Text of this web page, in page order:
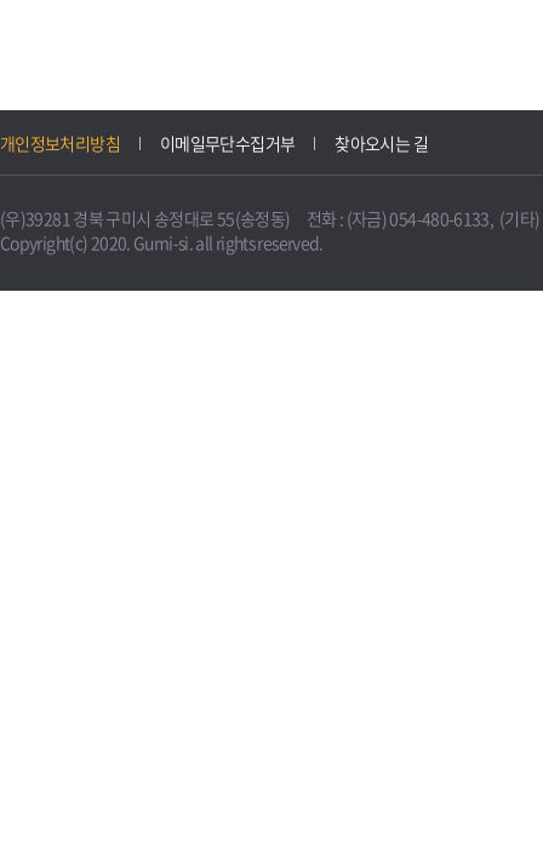
개인정보처리방침 이메일무단수집거부 찾아오시는 길
(우)39281 경북 구미시 송정대로 55(송정동) 전화 : (자금) 054-480-6133, (기타
Copyright(c) 2020. Gumi-si. all rights reserved.